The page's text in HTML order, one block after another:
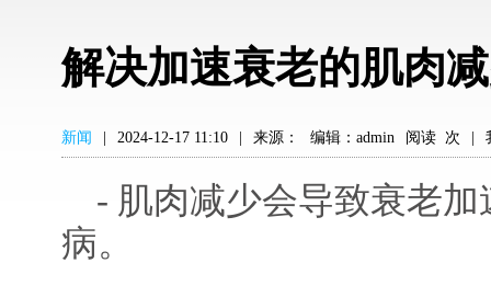
解决加速衰老的肌肉
新闻 2024-12-17 11:10 来源： 编辑：admin 阅读 次
- 肌肉减少会导致衰老
病。